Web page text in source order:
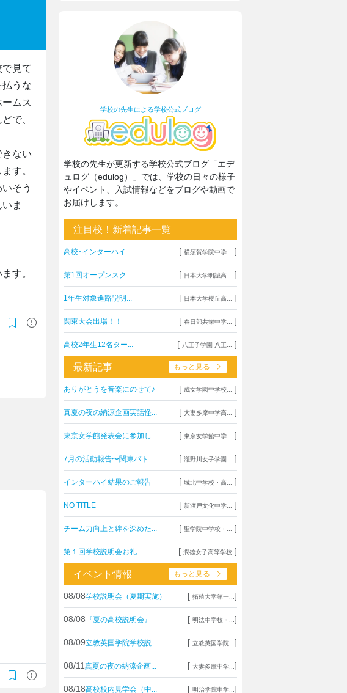
見て
うな
ムス
で、
ない
す。
そう
ま
す。
学校の先生による学校公式ブログ
学校の先生が更新する学校公式ブログ「エデ
ュログ（edulog）」では、学校の日々の様子
やイベント、入試情報などをブログや動画で
お届けします。
注目校！新着記事一覧
高校･インターハイ... [ 横須賀学院中学... ]
第1回オープンスク... [ 日本大学明誠高... ]
1年生対象進路説明... [ 日本大学櫻丘高... ]
関東大会出場！！ [ 春日部共栄中学... ]
高校2年生12名ター... [ 八王子学園 八王... ]
最新記事 もっと見る
ありがとうを音楽にのせて♪ [ 成女学園中学校... ]
真夏の夜の納涼企画実話怪... [ 大妻多摩中学高... ]
東京女学館発表会に参加し... [ 東京女学館中学... ]
7月の活動報告〜関東バト... [ 瀧野川女子学園... ]
インターハイ結果のご報告 [ 城北中学校・高... ]
NO TITLE [ 新渡戸文化中学... ]
チーム力向上と絆を深めた... [ 聖学院中学校・... ]
第１回学校説明会お礼 [ 潤徳女子高等学校 ]
イベント情報 もっと見る
08/08学校説明会（夏期実施） [ 拓殖大学第一... ]
08/08 『夏の高校説明会』 [ 明法中学校・... ]
08/09立教英国学院学校説... [ 立教英国学院... ]
08/11 真夏の夜の納涼企画... [ 大妻多摩中学... ]
08/18高校校内見学会（中... [ 明治学院中学... ]